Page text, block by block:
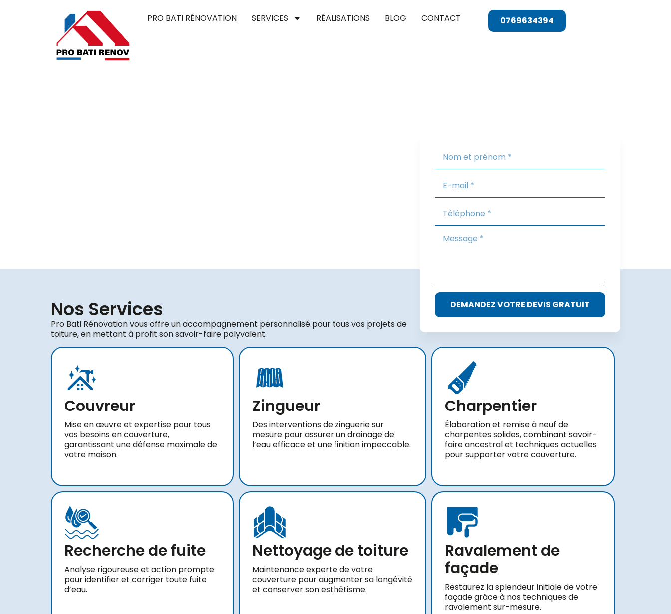
PRO BATI RÉNOVATION SERVICES RÉALISATIONS BLOG CONTACT 0769634394
DEMANDEZ VOTRE DEVIS GRATUIT
Nos Services
Pro Bati Rénovation vous offre un accompagnement personnalisé pour tous vos projets de
toiture, en mettant à profit son savoir-faire polyvalent.
Couvreur
Mise en œuvre et expertise pour tous
vos besoins en couverture,
garantissant une défense maximale de
votre maison.
Zingueur
Des interventions de zinguerie sur
mesure pour assurer un drainage de
l’eau efficace et une finition impeccable.
Charpentier
Élaboration et remise à neuf de
charpentes solides, combinant savoir-
faire ancestral et techniques actuelles
pour supporter votre couverture.
Recherche de fuite
Analyse rigoureuse et action prompte
pour identifier et corriger toute fuite
d’eau.
Nettoyage de toiture
Maintenance experte de votre
couverture pour augmenter sa longévité
et conserver son esthétisme.
Ravalement de
façade
Restaurez la splendeur initiale de votre
façade grâce à nos techniques de
ravalement sur-mesure.